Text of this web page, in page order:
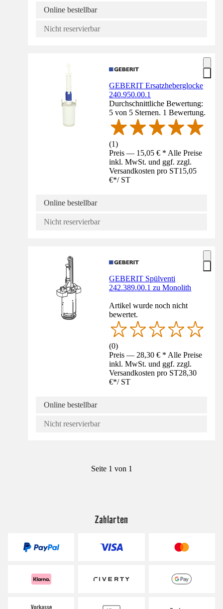
Online bestellbar
Nicht reservierbar
GEBERIT Ersatzheberglocke
240.950.00.1
Durchschnittliche Bewertung:
5 von 5 Sternen. 1 Bewertung.
(1)
Preis — 15,05 € * Alle Preise
inkl. MwSt. und ggf. zzgl.
Versandkosten pro ST15,05
€*/ ST
Online bestellbar
Nicht reservierbar
GEBERIT Spülventi
242.389.00.1 zu Monolith
Artikel wurde noch nicht
bewertet.
(0)
Preis — 28,30 € * Alle Preise
inkl. MwSt. und ggf. zzgl.
Versandkosten pro ST28,30
€*/ ST
Online bestellbar
Nicht reservierbar
Seite 1 von 1
Zahlarten